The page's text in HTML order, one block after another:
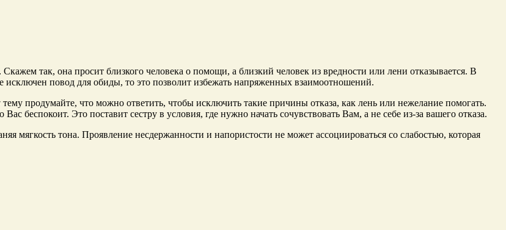
так, она просит близкого человека о помощи, а близкий человек из вредности или лени отказывается. В
исключен повод для обиды, то это позволит избежать напряженных взаимоотношений.
продумайте, что можно ответить, чтобы исключить такие причины отказа, как лень или нежелание помогать.
беспокоит. Это поставит сестру в условия, где нужно начать сочувствовать Вам, а не себе из-за вашего отказа.
мягкость тона. Проявление несдержанности и напористости не может ассоциироваться со слабостью, которая